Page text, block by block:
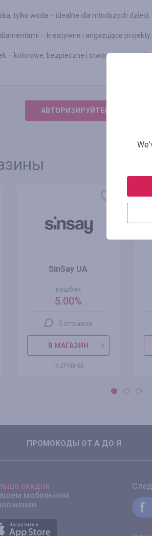
tylko woda – idealne dla młodszych dzieci.
– kreatywne i angażujące projekty.
– kolorowe, bezpieczne i stworzone z myślą
АВТОРИЗИРУЙТЕСЬ, ЧТОБЫ
SinSay UA
кэшбэк
5.00%
5 отзывов
В МАГАЗИН
ПОДРОБНЕЕ
ПРОМОКОДЫ ОТ А ДО Я
скидок
мобильном